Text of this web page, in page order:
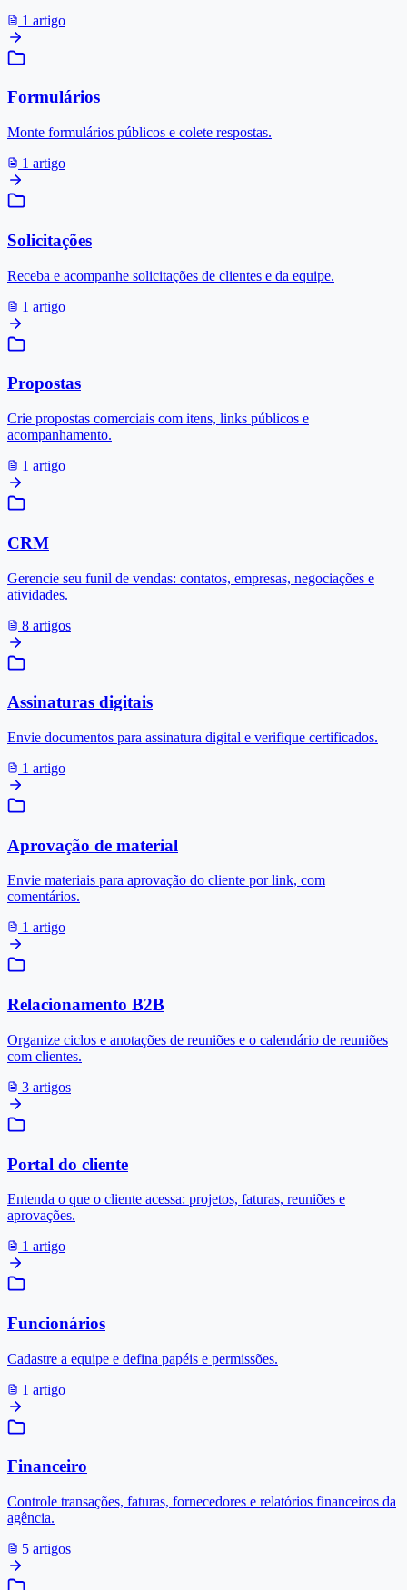
1 artigo
Formulários
Monte formulários públicos e colete respostas.
1 artigo
Solicitações
Receba e acompanhe solicitações de clientes e da equipe.
1 artigo
Propostas
Crie propostas comerciais com itens, links públicos e
acompanhamento.
1 artigo
CRM
Gerencie seu funil de vendas: contatos, empresas, negociações e
atividades.
8 artigos
Assinaturas digitais
Envie documentos para assinatura digital e verifique certificados.
1 artigo
Aprovação de material
Envie materiais para aprovação do cliente por link, com
comentários.
1 artigo
Relacionamento B2B
Organize ciclos e anotações de reuniões e o calendário de reuniões
com clientes.
3 artigos
Portal do cliente
Entenda o que o cliente acessa: projetos, faturas, reuniões e
aprovações.
1 artigo
Funcionários
Cadastre a equipe e defina papéis e permissões.
1 artigo
Financeiro
Controle transações, faturas, fornecedores e relatórios financeiros da
agência.
5 artigos